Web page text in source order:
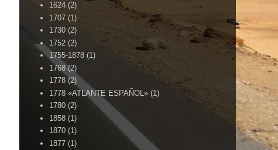
1624 (2)
1707 (1)
1730 (2)
1752 (2)
1755-1878 (1)
1768 (2)
1778 (2)
1778 «ATLANTE ESPAÑOL» (1)
1780 (2)
1858 (1)
1870 (1)
1877 (1)